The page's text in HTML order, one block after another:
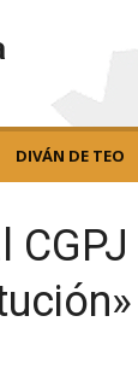
DIVÁN DE TEO